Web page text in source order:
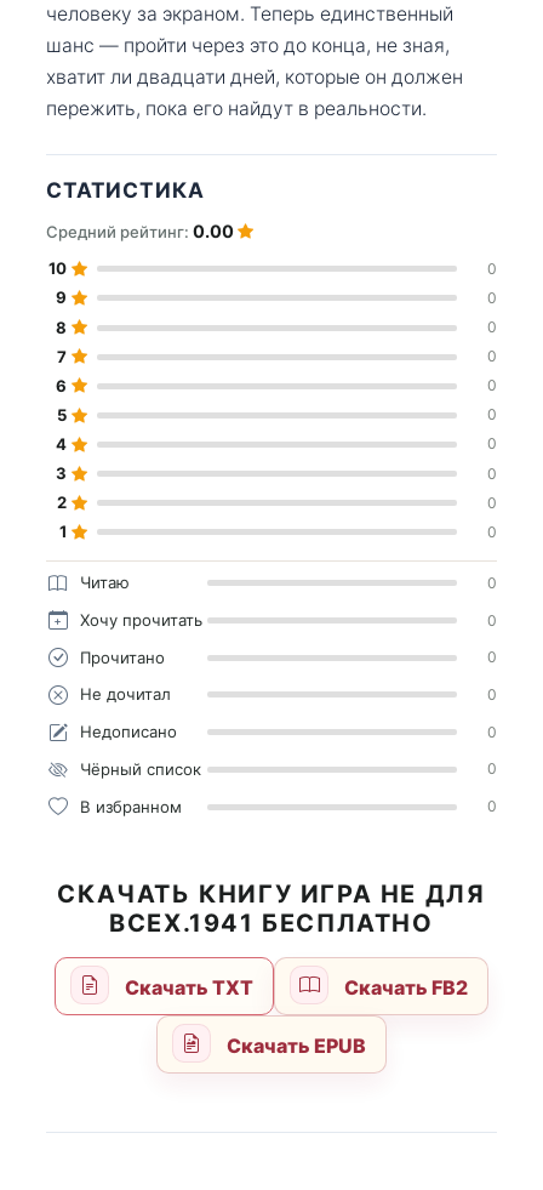
человеку за экраном. Теперь единственный
шанс — пройти через это до конца, не зная,
хватит ли двадцати дней, которые он должен
пережить, пока его найдут в реальности.
СТАТИСТИКА
Средний рейтинг: 0.00
10 0
9 0
8 0
7 0
6 0
5 0
4 0
3 0
2 0
1 0
Читаю 0
Хочу прочитать 0
Прочитано 0
Не дочитал 0
Недописано 0
Чёрный список 0
В избранном 0
СКАЧАТЬ КНИГУ ИГРА НЕ ДЛЯ
ВСЕХ.1941 БЕСПЛАТНО
Скачать TXT Скачать FB2
Скачать EPUB